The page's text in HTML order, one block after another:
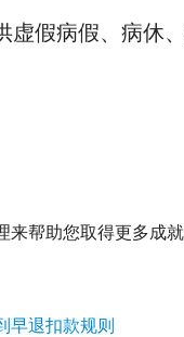
虚假病假、病休
来帮助您取得更多成
早退扣款规则